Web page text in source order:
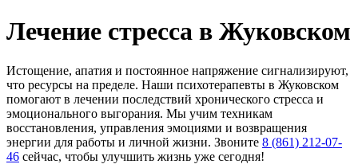
Лечение стресса в Жуковском
Истощение, апатия и постоянное напряжение сигнализируют,
что ресурсы на пределе. Наши психотерапевты в Жуковском
помогают в лечении последствий хронического стресса и
эмоционального выгорания. Мы учим техникам
восстановления, управления эмоциями и возвращения
энергии для работы и личной жизни. Звоните 8 (861) 212-07-
46 сейчас, чтобы улучшить жизнь уже сегодня!